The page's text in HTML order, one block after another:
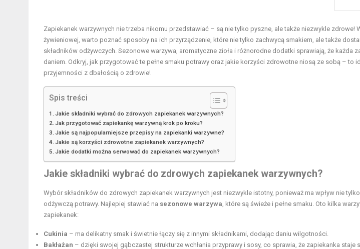
Zapiekanek warzywnych nie trzeba nikomu przedstawiać – są nie tylko pyszne, ale także niezwykle zdrowe!
żywieniowej, warto poznać sposoby na ich przyrządzenie, które nie tylko zachwycą smakiem, ale także
składników odżywczych. Sezonowe warzywa, aromatyczne zioła i różnorodne dodatki sprawiają, że każda
daniem. Odkryj, jak przygotować te pełne smaku potrawy oraz jakie korzyści zdrowotne niosą ze sobą – to
przyjemności z dbałością o zdrowie!
Spis treści
Jakie składniki wybrać do zdrowych zapiekanek warzywnych?
Jak przygotować zapiekankę warzywną krok po kroku?
Jakie są najpopularniejsze przepisy na zapiekanki warzywne?
Jakie są korzyści zdrowotne zapiekanek warzywnych?
Jakie dodatki można serwować do zapiekanek warzywnych?
Jakie składniki wybrać do zdrowych zapiekanek warzywnych?
Wybór składników do zdrowych zapiekanek warzywnych jest niezwykle istotny, ponieważ ma wpływ nie
odżywczą potrawy. Najlepiej stawiać na sezonowe warzywa , które są świeże i pełne smaku. Oto kilka
zapiekanek:
Cukinia – ma delikatny smak i świetnie łączy się z innymi składnikami, dodając daniu wilgotności.
Bakłażan – dzięki swojej gąbczastej strukturze wchłania przyprawy i sosy, co sprawia, że zapiekanka staje